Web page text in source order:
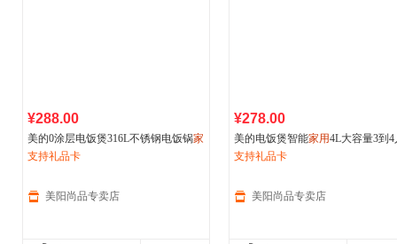
¥288.00
美的0涂层电饭煲316L不锈钢电饭锅家
用新款3升4升5L新款无涂层锅
支持礼品卡
美阳尚品专卖店
¥278.00
美的电饭煲智能家用4L大容量3到4
提手电饭锅新款
支持礼品卡
美阳尚品专卖店